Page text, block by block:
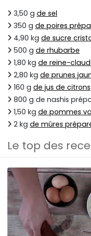
3,50 g de sel
350 g de poires
4,90 kg de sucre
500 g de rhubarbe
1,80 kg de reine-
2,80 kg de prunes
160 g de jus de citrons
800 g de nashis
1,50 kg de pommes
2 kg de mûres
Le top des